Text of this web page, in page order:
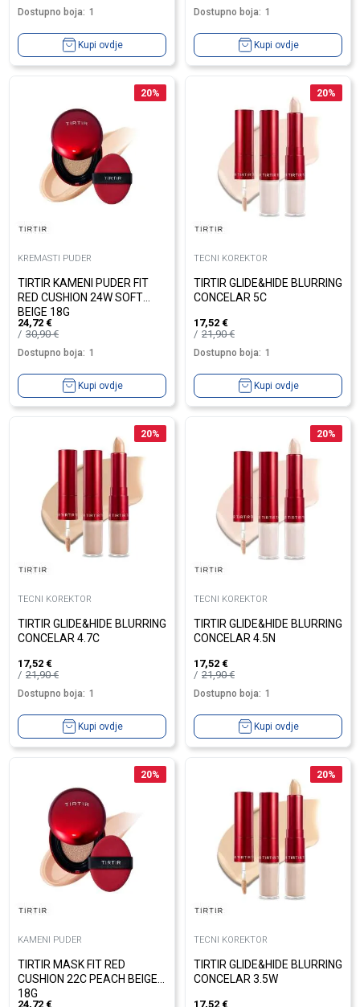
Dostupno boja: 1
Kupi ovdje
Dostupno boja: 1
Kupi ovdje
20%
KREMASTI PUDER
TIRTIR KAMENI PUDER FIT
RED CUSHION 24W SOFT
BEIGE 18G
24,72 €
30,90€
Dostupno boja: 1
Kupi ovdje
20%
TECNI KOREKTOR
TIRTIR GLIDE&HIDE BLURRING
CONCELAR 5C
17,52 €
21,90€
Dostupno boja: 1
Kupi ovdje
20%
TECNI KOREKTOR
TIRTIR GLIDE&HIDE BLURRING
CONCELAR 4.7C
17,52 €
21,90€
Dostupno boja: 1
Kupi ovdje
20%
TECNI KOREKTOR
TIRTIR GLIDE&HIDE BLURRING
CONCELAR 4.5N
17,52 €
21,90€
Dostupno boja: 1
Kupi ovdje
20%
KAMENI PUDER
TIRTIR MASK FIT RED
CUSHION 22C PEACH BEIGE
18G
24,72 €
20%
TECNI KOREKTOR
TIRTIR GLIDE&HIDE BLURRING
CONCELAR 3.5W
17,52 €